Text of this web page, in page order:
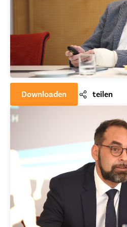
Downloaden teilen